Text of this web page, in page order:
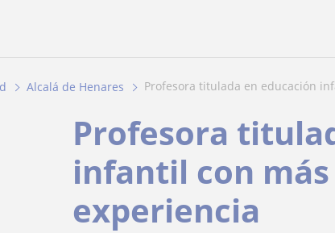
Alcalá de Henares profesora titulada en educación
Profesora
infantil con más
experiencia